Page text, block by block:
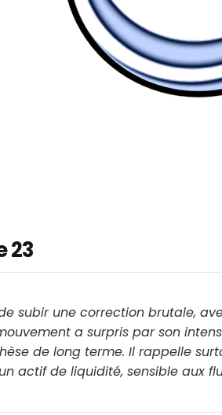
23
subir une correction brutale,
a surpris par son
de long terme. Il rappelle
actif de liquidité, sensible aux